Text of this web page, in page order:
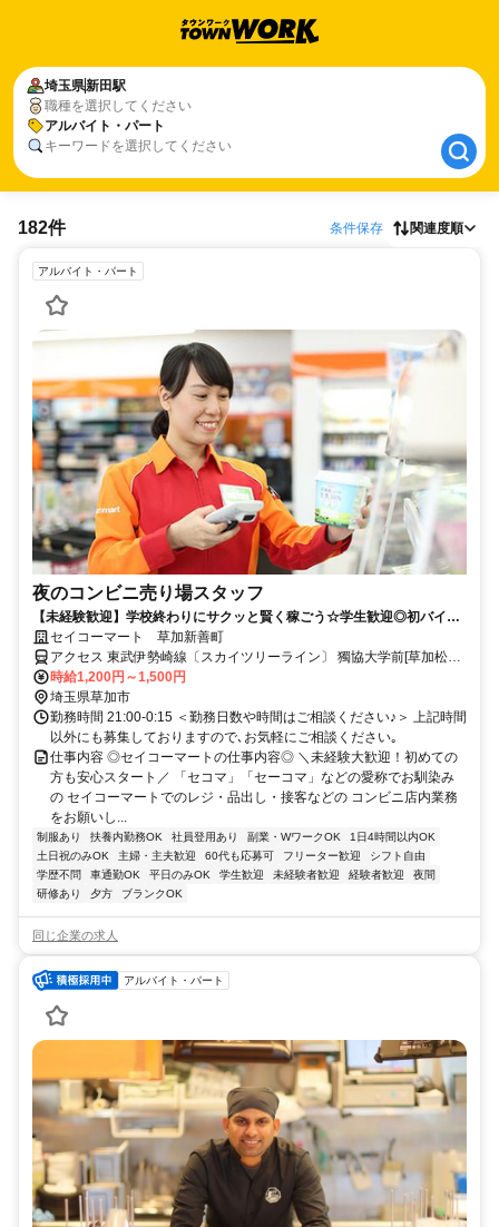
埼玉県新田駅
職種を選択してください
アルバイト・パート
キーワードを選択してください
埼玉県新田駅
アルバイト・パート
182件 条件保存 関連度順
アルバイト・パート
夜のコンビニ売り場スタッフ
【未経験歓迎】学校終わりにサクッと賢く稼ごう☆学生歓迎◎初バイト
も応援！
セイコーマート 草加新善町
アクセス 東武伊勢崎線〔スカイツリーライン〕 獨協大学前[草加松原]
西口徒歩約15分、東武伊勢崎線〔スカイツリーライン〕 新田（埼玉
県）西口徒歩約16分、東武伊勢崎線〔スカイツリーライン〕 草加西
口徒歩約34分
時給1,200円～1,500円
埼玉県草加市
勤務時間 21:00-0:15 ＜勤務日数や時間はご相談ください♪＞ 上記時間
以外にも募集しておりますので､お気軽にご相談ください｡
仕事内容 ◎セイコーマートの仕事内容◎ ＼未経験大歓迎！初めての
方も安心スタート／ 「セコマ」「セーコマ」などの愛称でお馴染み
の セイコーマートでのレジ・品出し・接客などの コンビニ店内業務
をお願いし...
制服あり 扶養内勤務OK 社員登用あり 副業・WワークOK
1日4時間以内OK
土日祝のみOK
主婦・主夫歓迎 60代も応募可 フリーター歓迎
シフト自由
学歴不問
車通勤OK 平日のみOK 学生歓迎 未経験者歓迎 経験者歓迎
夜間
研修あり
夕方 ブランクOK
同じ企業の求人
アルバイト・パート